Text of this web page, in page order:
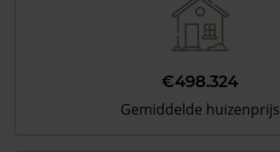
€498.324
Gemiddelde huizenprijs